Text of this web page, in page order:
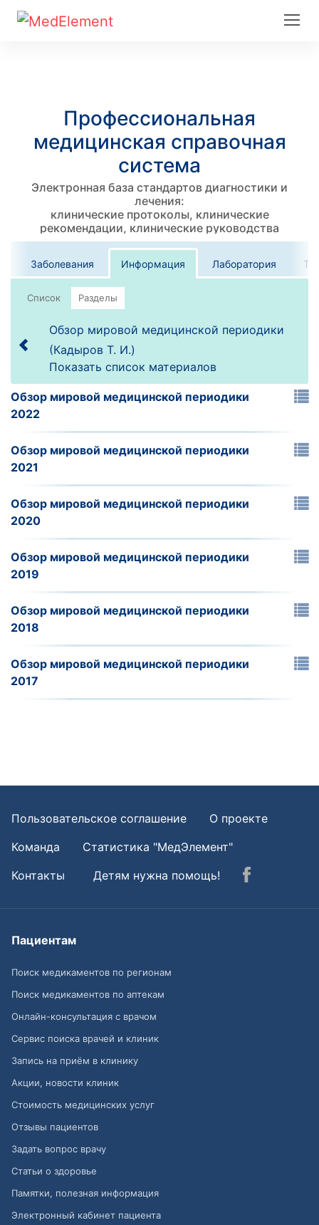
Профессиональная
медицинская справочная
система
Электронная база стандартов диагностики и
лечения:
клинические протоколы, клинические
рекомендации, клинические руководства
Заболевания Информация Лаборатория
Список Разделы
Обзор мировой медицинской периодики
(Кадыров Т. И.)
Показать список материалов
Обзор мировой медицинской периодики
2022
Обзор мировой медицинской периодики
2021
Обзор мировой медицинской периодики
2020
Обзор мировой медицинской периодики
2019
Обзор мировой медицинской периодики
2018
Обзор мировой медицинской периодики
2017
Пользовательское соглашение
О проекте
Команда
Статистика "МедЭлемент"
Контакты
Детям нужна помощь!
Пациентам
Поиск медикаментов по регионам
Поиск медикаментов по аптекам
Онлайн-консультация с врачом
Сервис поиска врачей и клиник
Запись на приём в клинику
Акции, новости клиник
Стоимость медицинских услуг
Отзывы пациентов
Задать вопрос врачу
Статьи о здоровье
Памятки, полезная информация
Электронный кабинет пациента